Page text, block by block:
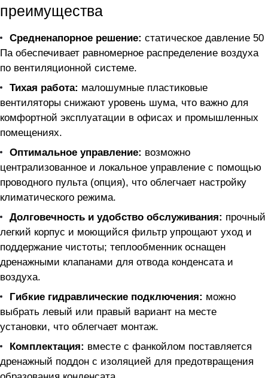
преимущества
Средненапорное решение: статическое давление 50
Па обеспечивает равномерное распределение воздуха
по вентиляционной системе.
Тихая работа: малошумные пластиковые
вентиляторы снижают уровень шума, что важно для
комфортной эксплуатации в офисах и промышленных
помещениях.
Оптимальное управление: возможно
централизованное и локальное управление с помощью
проводного пульта (опция), что облегчает настройку
климатического режима.
Долговечность и удобство обслуживания: прочный
легкий корпус и моющийся фильтр упрощают уход и
поддержание чистоты; теплообменник оснащен
дренажными клапанами для отвода конденсата и
воздуха.
Гибкие гидравлические подключения: можно
выбрать левый или правый вариант на месте
установки, что облегчает монтаж.
Комплектация: вместе с фанкойлом поставляется
дренажный поддон с изоляцией для предотвращения